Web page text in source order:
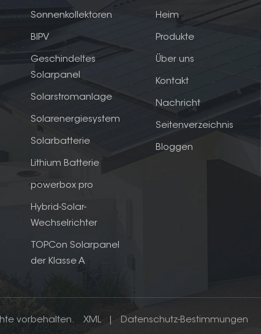
Sonnenkollektoren
BIPV
Geschindeltes
Solarpanel
Solarstromanlage
Solarenergiesystem
Solarbatterie
Lithium Batterie
powerbox pro
Hybrid-Solar-
Wechselrichter
TOPCon Solarpanel
der Klasse A
Heim
Produkte
Über uns
Kontakt
Nachricht
Seitenverzeichnis
Bloggen
vorbehalten. XML Datenschutz-Bestimmungen